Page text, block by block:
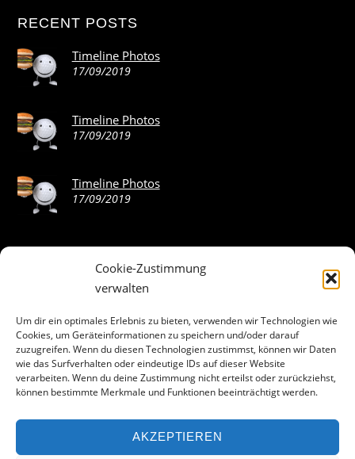
Cookie-Zustimmung
verwalten
Um dir ein optimales Erlebnis zu bieten, verwenden wir Technologien wie
Cookies, um Geräteinformationen zu speichern und/oder darauf
zuzugreifen. Wenn du diesen Technologien zustimmst, können wir Daten
wie das Surfverhalten oder eindeutige IDs auf dieser Website
verarbeiten. Wenn du deine Zustimmung nicht erteilst oder zurückziehst,
können bestimmte Merkmale und Funktionen beeinträchtigt werden.
AKZEPTIEREN
RECENT POSTS
Timeline Photos
17/09/2019
Timeline Photos
17/09/2019
Timeline Photos
17/09/2019
ABOUT THE LANDING THEME…
The Landing theme is a one-page design WordPress theme
that’s focused on getting your audience to follow-through
with your call-to-action. Built to work seamlessly with our
drag & drop Builder plugin, it gives you the ability to
customize the look and feel of your content.